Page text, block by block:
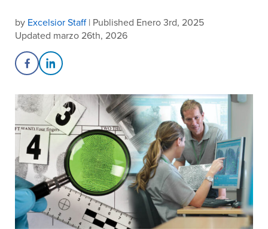
by Excelsior Staff| Published Enero 3rd, 2025
Updated marzo 26th, 2026
Share on Facebook
Share on LinkedIn